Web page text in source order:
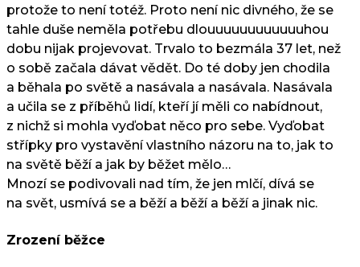
protože to není totéž. Proto není nic divného, že se
tahle duše neměla potřebu dlouuuuuuuuuuuuhou
dobu nijak projevovat. Trvalo to bezmála 37 let, než
o sobě začala dávat vědět. Do té doby jen chodila
a běhala po světě a nasávala a nasávala. Nasávala
a učila se z příběhů lidí, kteří jí měli co nabídnout,
z nichž si mohla vyďobat něco pro sebe. Vyďobat
střípky pro vystavění vlastního názoru na to, jak to
na světě běží a jak by běžet mělo…
Mnozí se podivovali nad tím, že jen mlčí, dívá se
na svět, usmívá se a běží a běží a běží a jinak nic.
Zrození běžce